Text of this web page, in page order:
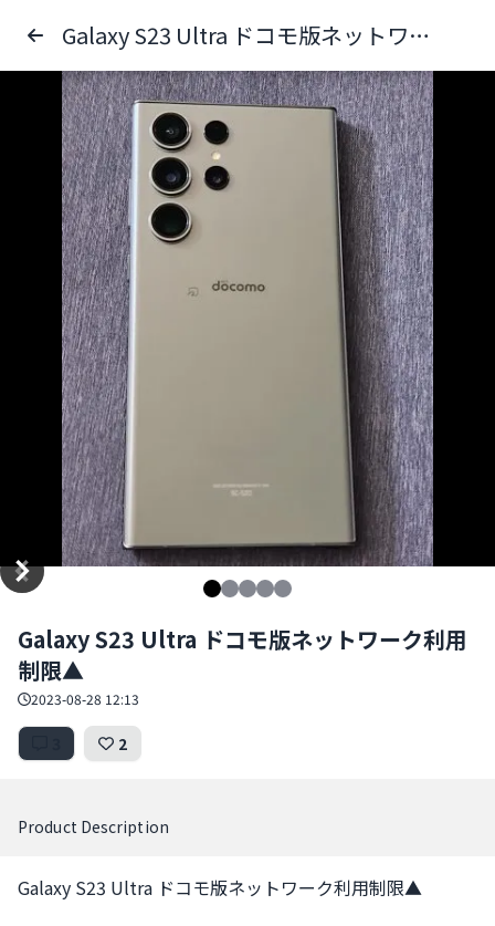
Galaxy S23 Ultra ドコモ版ネットワーク利用制限▲
Galaxy S23 Ultra ドコモ版ネットワーク利用
制限▲
2023-08-28 12:13
2
Product Description
Galaxy S23 Ultra ドコモ版ネットワーク利用制限▲